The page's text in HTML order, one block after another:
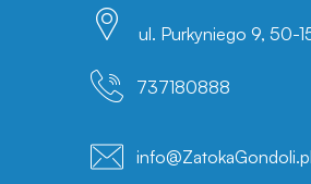
ul. Purkyniego 9, 50-
737180888
info@ZatokaGondoli.pl